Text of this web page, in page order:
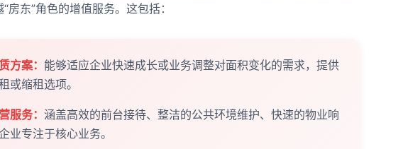
房东”角色的增值服务。这包括：
方案： 能够适应企业快速成长或业务调整对面积变化的需求，提供
或缩租选项。
服务： 涵盖高效的前台接待、整洁的公共环境维护、快速的物业响
业专注于核心业务。